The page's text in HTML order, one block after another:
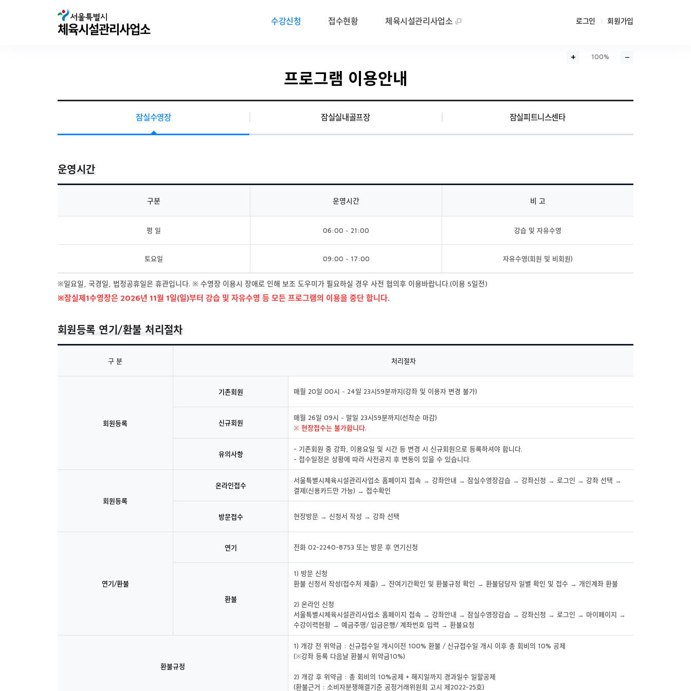
100%
서울특별시체육시설관리사업소
체육시설관리사업소
수강신청 접수현황 체육시설관리사업소 로그인 회원가입
프로그램 이용안내
잠실수영장 잠실실내골프장 잠실피트니스센타
운영시간
구분 운영시간 비 고
평 일 06:00 ~ 21:00 강습 및 자유수영
토요일 09:00 ~ 17:00 자유수영(회원 및 비회원)
※일요일, 국경일, 법정공휴일은 휴관입니다. ※ 수영장 이용시 장애로 인해 보조 도우미가 필요하실 경우 사전 협의후 이용바랍니다.(이용 5일전)
※잠실제1수영장은 2026년 11월 1일(일)부터 강습 및 자유수영 등 모든 프로그램의 이용을 중단 합니다.
회원등록 연기/환불 처리절차
구 분 처리절차
회원등록
기존회원 매월 20일 00시 ~ 24일 23시59분까지(강좌 및 이용자 변경 불가)
신규회원
매월 26일 09시 ~ 말일 23시59분까지(선착순 마감)
※ 현장접수는 불가합니다.
유의사항
- 기존회원 중 강좌, 이용요일 및 시간 등 변경 시 신규회원으로 등록하셔야 합니다.
- 접수일정은 상황에 따라 사전공지 후 변동이 있을 수 있습니다.
회원등록
온라인접수
서울특별시체육시설관리사업소 홈페이지 접속 → 강좌안내 → 잠실수영장감습 → 강좌신청 → 로그인 → 강좌 선택 →
결제(신용카드만 가능) → 접수확인
방문접수 현장방문 → 신청서 작성 → 강좌 선택
연기/환불
연기 전화 02-2240-8753 또는 방문 후 연기신청
환불
1) 방문 신청
환불 신청서 작성(접수처 제출) → 잔여기간확인 및 환불규정 확인 → 환불담당자 일별 확인 및 접수 → 개인계좌 환불
2) 온라인 신청
서울특별시체육시설관리사업소 홈페이지 접속 → 강좌안내 → 잠실수영장감습 → 강좌신청 → 로그인 → 마이페이지 →
수강이력현황 → 예금주명/ 입금은행/ 계좌번호 입력 → 환불요청
환불규정
1) 개강 전 위약금 : 신규접수일 개시이전 100% 환불 / 신규접수일 개시 이후 총 회비의 10% 공제
(※강좌 등록 다음날 환불시 위약금10%)
2) 개강 후 위약금 : 총 회비의 10%공제 + 해지일까지 경과일수 일할공제
(환불근거 : 소비자분쟁해결기준 공정거래위원회 고시 제2022-25호)